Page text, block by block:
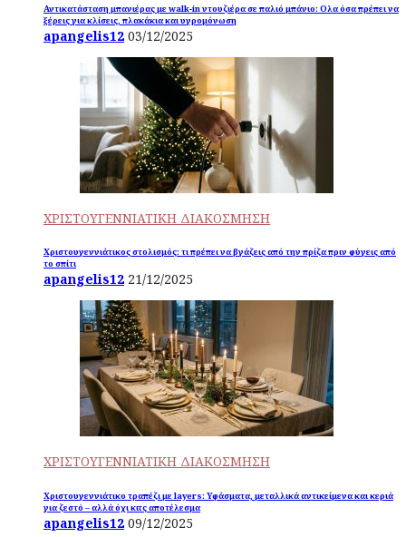
Αντικατάσταση μπανιέρας με walk-in ντουζιέρα σε παλιό μπάνιο: Ολα όσα πρέπει να
ξέρεις για κλίσεις, πλακάκια και υγρομόνωση
apangelis12 03/12/2025
ΧΡΙΣΤΟΥΓΕΝΝΙΑΤΙΚΗ ΔΙΑΚΟΣΜΗΣΗ
Χριστουγεννιάτικος στολισμός: τι πρέπει να βγάζεις από την πρίζα πριν φύγεις από
το σπίτι
apangelis12 21/12/2025
ΧΡΙΣΤΟΥΓΕΝΝΙΑΤΙΚΗ ΔΙΑΚΟΣΜΗΣΗ
Χριστουγεννιάτικο τραπέζι με layers: Υφάσματα, μεταλλικά αντικείμενα και κεριά
για ζεστό – αλλά όχι κιτς αποτέλεσμα
apangelis12 09/12/2025